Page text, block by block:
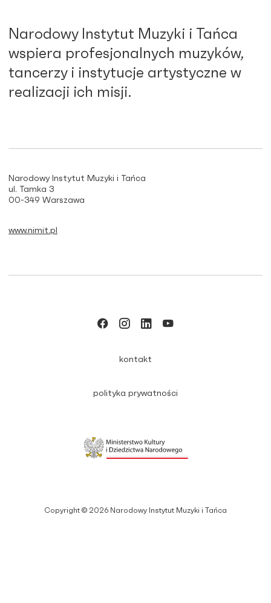
Narodowy Instytut Muzyki i Tańca
wspiera profesjonalnych muzyków,
tancerzy i instytucje artystyczne w
realizacji ich misji.
Narodowy Instytut Muzyki i Tańca
ul. Tamka 3
00-349 Warszawa
www.nimit.pl
Copyright © 2026 Narodowy Instytut Muzyki i Tańca
kontakt
polityka prywatności